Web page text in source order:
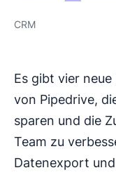
CRM
Es gibt vier
von Pipedrive,
sparen und die
Team zu
Datenexport